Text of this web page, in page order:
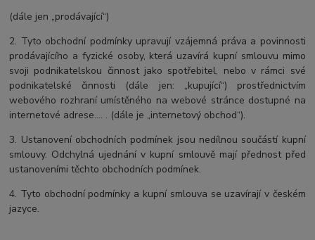
(dále jen „prodávající“)
2. Tyto obchodní podmínky upravují vzájemná práva a povinnosti
prodávajícího a fyzické osoby, která uzavírá kupní smlouvu mimo
svoji podnikatelskou činnost jako spotřebitel, nebo v rámci své
podnikatelské činnosti (dále jen: „kupující“) prostřednictvím
webového rozhraní umístěného na webové stránce dostupné na
internetové adrese…. . (dále je „internetový obchod“).
3. Ustanovení obchodních podmínek jsou nedílnou součástí kupní
smlouvy. Odchylná ujednání v kupní smlouvě mají přednost před
ustanoveními těchto obchodních podmínek.
4. Tyto obchodní podmínky a kupní smlouva se uzavírají v českém
jazyce.